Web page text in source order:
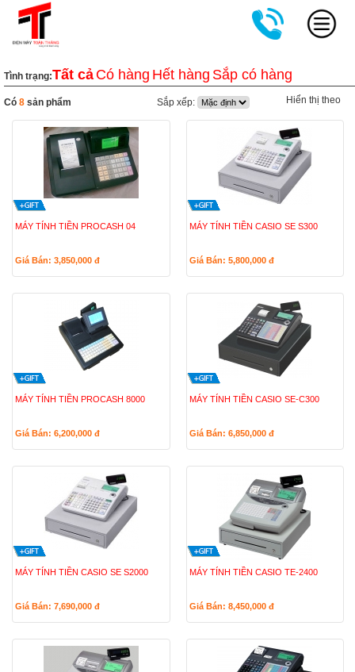
Tình trạng:Tất cả Có hàng Hết hàng Sắp có hàng
Có 8 sản phẩm Sắp xếp: Hiển thị theo
MÁY TÍNH TIỀN PROCASH 04
Giá Bán: 3,850,000 đ
MÁY TÍNH TIỀN CASIO SE S300
Giá Bán: 5,800,000 đ
MÁY TÍNH TIỀN PROCASH 8000
Giá Bán: 6,200,000 đ
MÁY TÍNH TIỀN CASIO SE-C300
Giá Bán: 6,850,000 đ
MÁY TÍNH TIỀN CASIO SE S2000
Giá Bán: 7,690,000 đ
MÁY TÍNH TIỀN CASIO TE-2400
Giá Bán: 8,450,000 đ